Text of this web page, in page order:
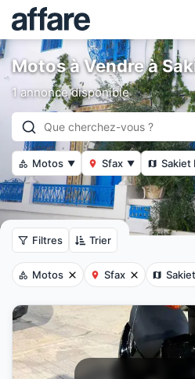
Motos à Vendre à
1 annonce disponible
Motos ▼ Sfax ▼ Sakiet
Filtres Trier
Motos Sfax